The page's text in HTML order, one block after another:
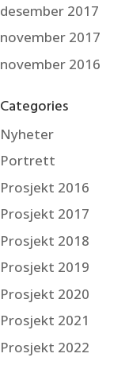
desember 2017
november 2017
november 2016
Categories
Nyheter
Portrett
Prosjekt 2016
Prosjekt 2017
Prosjekt 2018
Prosjekt 2019
Prosjekt 2020
Prosjekt 2021
Prosjekt 2022